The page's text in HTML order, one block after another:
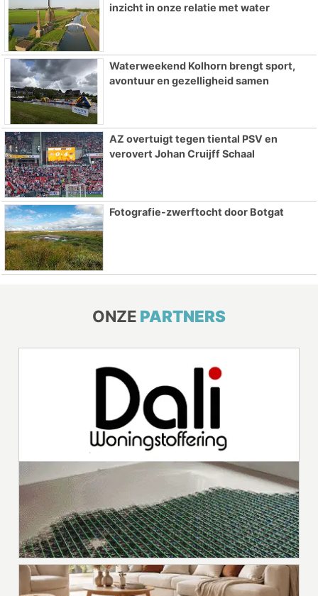
inzicht in onze relatie met water
Waterweekend Kolhorn brengt sport,
avontuur en gezelligheid samen
AZ overtuigt tegen tiental PSV en
verovert Johan Cruijff Schaal
Fotografie-zwerftocht door Botgat
ONZE PARTNERS